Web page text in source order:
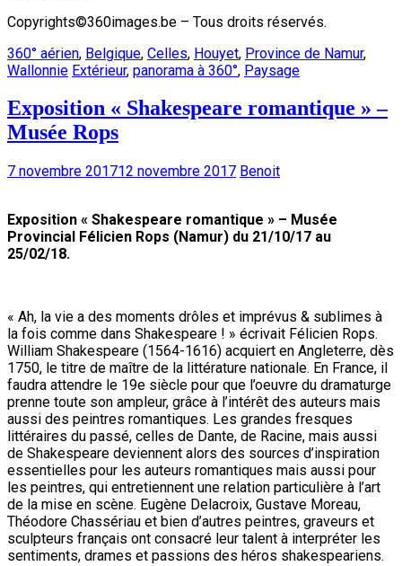
Copyrights©360images.be – Tous droits réservés.
360° aérien, Belgique, Celles, Houyet, Province de Namur,
Wallonnie Extérieur, panorama à 360°, Paysage
Exposition « Shakespeare romantique » –
Musée Rops
7 novembre 201712 novembre 2017 Benoit
Exposition « Shakespeare romantique » – Musée
Provincial Félicien Rops (Namur) du 21/10/17 au
25/02/18.
« Ah, la vie a des moments drôles et imprévus & sublimes à
la fois comme dans Shakespeare ! » écrivait Félicien Rops.
William Shakespeare (1564-1616) acquiert en Angleterre, dès
1750, le titre de maître de la littérature nationale. En France, il
faudra attendre le 19e siècle pour que l’oeuvre du dramaturge
prenne toute son ampleur, grâce à l’intérêt des auteurs mais
aussi des peintres romantiques. Les grandes fresques
littéraires du passé, celles de Dante, de Racine, mais aussi
de Shakespeare deviennent alors des sources d’inspiration
essentielles pour les auteurs romantiques mais aussi pour
les peintres, qui entretiennent une relation particulière à l’art
de la mise en scène. Eugène Delacroix, Gustave Moreau,
Théodore Chassériau et bien d’autres peintres, graveurs et
sculpteurs français ont consacré leur talent à interpréter les
sentiments, drames et passions des héros shakespeariens.